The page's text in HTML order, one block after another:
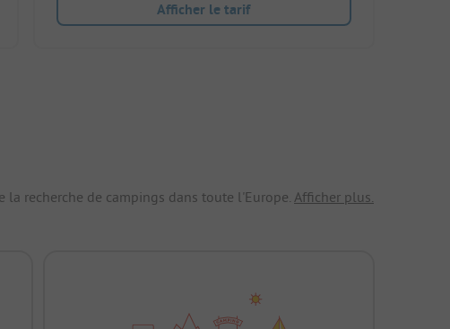
Afficher le tarif
la recherche de campings dans toute l'Europe. Afficher plus.